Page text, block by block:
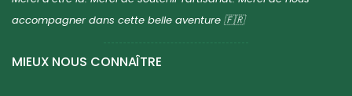
accompagner dans cette belle aventure 🇫🇷
MIEUX NOUS CONNAÎTRE